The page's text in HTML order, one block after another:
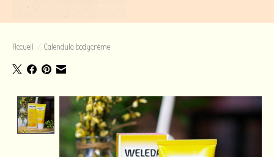
Accueil / Calendula bodycrème
Product image slideshow Items